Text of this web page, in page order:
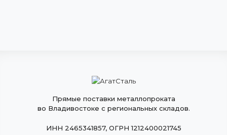
Прямые поставки металлопроката
во Владивостоке с региональных складов.
ИНН 2465341857, ОГРН 1212400021745